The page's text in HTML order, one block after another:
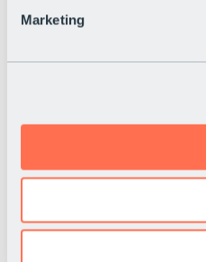
Marketing